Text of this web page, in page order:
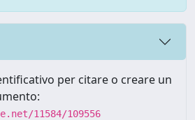
per citare o creare un
11584/109556